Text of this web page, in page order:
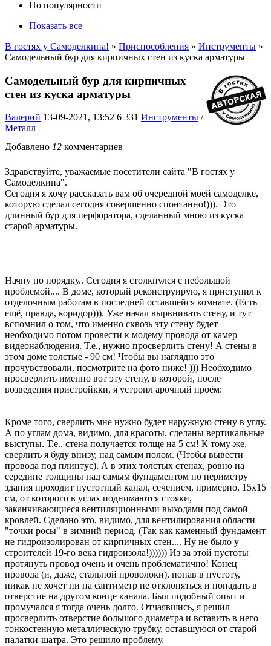
По популярности
Показать все
В гостях у Самоделкина! » Приспособления » Инструменты »
Самодельный бур для кирпичных стен из куска арматуры
Самодельный бур для кирпичных
стен из куска арматуры
Валерий 13-09-2021, 13:52 6 331 Инструменты /
Металл
Добавлено 12 комментариев
Здравствуйте, уважаемые посетители сайта "В гостях у
Самоделкина".
Сегодня я хочу рассказать вам об очередной моей самоделке,
которую сделал сегодня совершенно спонтанно!))). Это
длинный бур для перфоратора, сделанный мною из куска
старой арматуры.
Начну по порядку.. Сегодня я столкнулся с небольшой
проблемой.... В доме, который реконструирую, я приступил к
отделочным работам в последней оставшейся комнате. (Есть
ещё, правда, коридор))). Уже начал вырвнивать стену, и тут
вспомнил о том, что именно сквозь эту стену будет
необходимо потом провести к модему провода от камер
видеонаблюдения. Т.е., нужно просверлить стену! А стены в
этом доме толстые - 90 см! Чтобы вы наглядно это
прочувствовали, посмотрите на фото ниже! ))) Необходимо
просверлить именно вот эту стену, в которой, после
возведения пристройкки, я устроил арочный проём:
Кроме того, сверлить мне нужно будет наружную стену в углу.
А по углам дома, видимо, для красоты, сделаны вертикальные
выступы. Т.е., стена получается толще на 5 см! К тому-же,
сверлить я буду внизу, над самым полом. (Чтобы вывести
провода под плинтус). А в этих толстых стенах, ровно на
середине толщины над самым фундаментом по периметру
здания проходит пустотный канал, сечением, примерно, 15х15
см, от которого в углах поднимаются стояки,
заканчивающиеся вентиляционными выходами под самой
кровлей. Сделано это, видимо, для вентилирования области
"точки росы" в зимний период. (Так как каменный фундамент
не гидроизолирован от кирпичных стен.... Ну не было у
строителей 19-го века гидроизола!)))))) Из за этой пустоты
протянуть провод очень и очень проблематично! Конец
провода (и, даже, стальной проволоки), попав в пустоту,
никак не хочет ни на сантиметр не отклоняться и попадать в
отверстие на другом конце канала. Был подобный опыт и
промучался я тогда очень долго. Отчаявшись, я решил
просверлить отверстие большого диаметра и вставить в него
тонкостенную металлическую трубку, оставшуюся от старой
палатки-шатра. Это решило проблему.